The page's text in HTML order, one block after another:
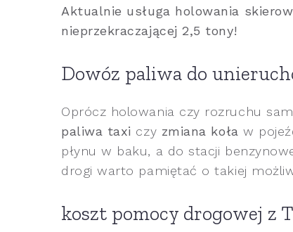
Aktualnie usługa holowania
nieprzekraczającej 2,5 tony!
Dowóz paliwa do
Oprócz holowania czy rozruchu
paliwa taxi czy zmiana koła w
płynu w baku, a do stacji
drogi warto pamiętać o takiej
koszt pomocy drogowej z